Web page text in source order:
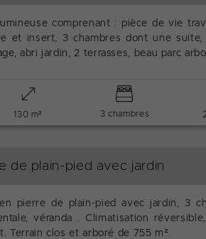
comprenant : pièce de vie
et insert, 3 chambres dont une suite,
abri jardin, 2 terrasses, beau parc
130 m² 3 chambres
de plain-pied avec jardin
pierre de plain-pied avec jardin, 3
véranda . Climatisation
Terrain clos et arboré de 755 m².